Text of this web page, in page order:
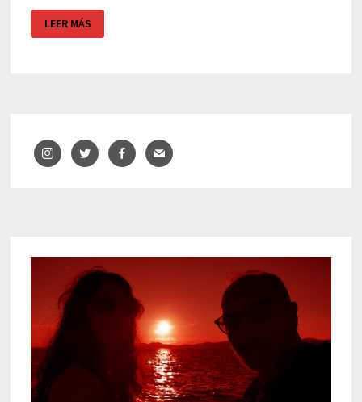
MEDITERRANEO,
NUESTRO
MAR
LEER MÁS